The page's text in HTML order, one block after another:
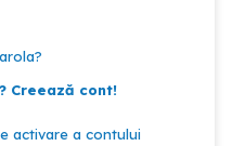
Creează cont!
activare a contului